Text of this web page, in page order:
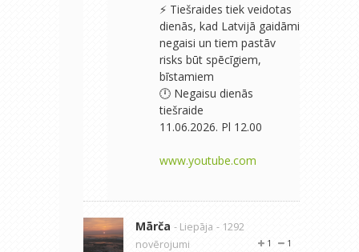
⚡ Tiešraides tiek veidotas
dienās, kad Latvijā gaidāmi
negaisi un tiem pastāv
risks būt spēcīgiem,
bīstamiem
🕛 Negaisu dienās
tiešraide
11.06.2026. Pl 12.00
www.youtube.com
Mārča - Liepāja - 1292
novērojumi
1
1